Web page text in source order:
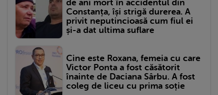
de ani mort în accidentul din
Constanța, își strigă durerea. A
privit neputincioasă cum fiul ei
și-a dat ultima suflare
Cine este Roxana, femeia cu care
Victor Ponta a fost căsătorit
înainte de Daciana Sârbu. A fost
coleg de liceu cu prima soție